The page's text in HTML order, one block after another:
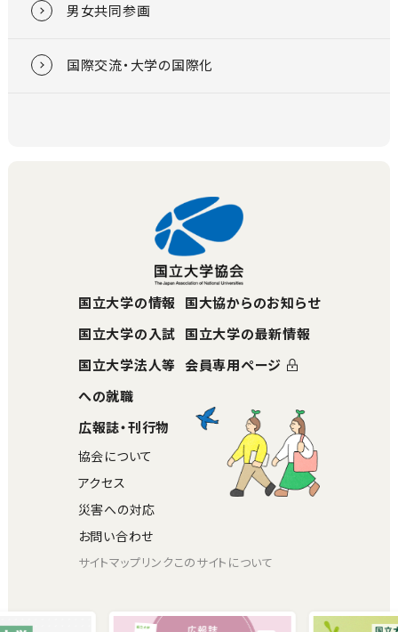
男女共同参画
国際交流・大学の国際化
国立大学の情報
国立大学の入試
国立大学法人等
への就職
広報誌・刊行物
国大協からのお知らせ
国立大学の最新情報
会員専用ページ
協会について
アクセス
災害への対応
お問い合わせ
サイトマップリンクこのサイトについて